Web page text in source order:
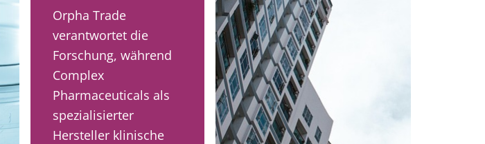
Orpha Trade
verantwortet die
Forschung, während
Complex
Pharmaceuticals als
spezialisierter
Hersteller klinische